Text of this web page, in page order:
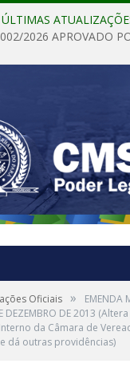
ÚLTIMAS
Oficiais »
EMENDA
DEZEMBRO DE 2013
da Câmara de
dá outras providências)